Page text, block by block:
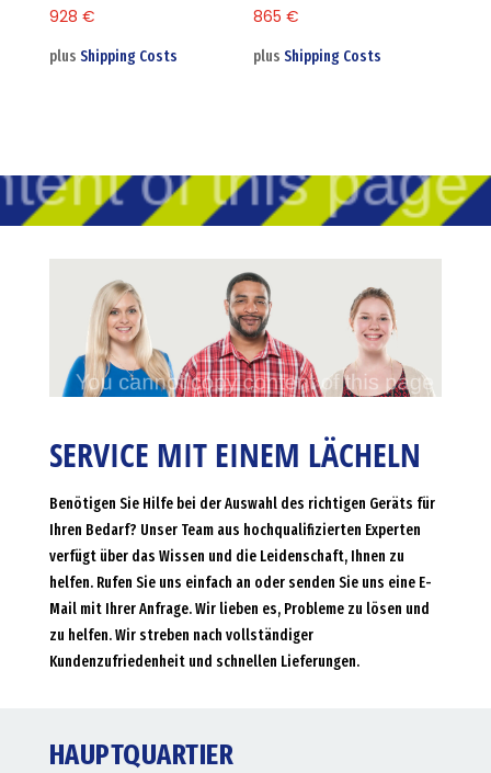
928 €
plus Shipping Costs
865€
plusShipping Costs
SERVICE MIT EINEM LÄCHELN
Benötigen Sie Hilfe bei der Auswahl des richtigen Geräts für
Ihren Bedarf? Unser Team aus hochqualifizierten Experten
verfügt über das Wissen und die Leidenschaft, Ihnen zu
helfen. Rufen Sie uns einfach an oder senden Sie uns eine E-
Mail mit Ihrer Anfrage. Wir lieben es, Probleme zu lösen und
zu helfen. Wir streben nach vollständiger
Kundenzufriedenheit und schnellen Lieferungen.
HAUPTQUARTIER